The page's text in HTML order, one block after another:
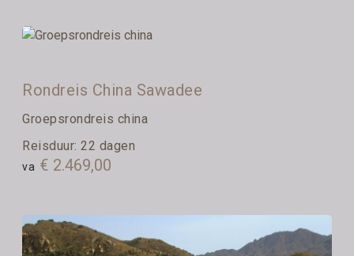
Rondreis China Sawadee
Groepsrondreis china
Reisduur: 22 dagen
va € 2.469,00